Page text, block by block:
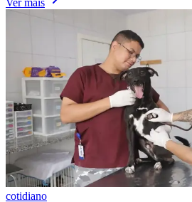
Ver mais
cotidiano